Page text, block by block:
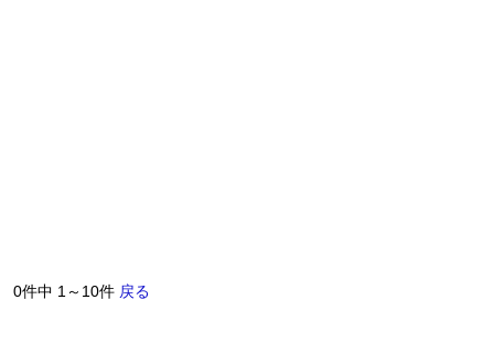
0件中 1～10件 戻る